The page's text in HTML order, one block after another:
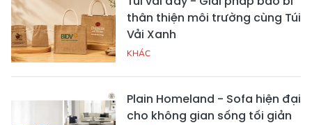
thân thiện môi trường cùng Túi
Vải Xanh
KHÁC
Plain Homeland - Sofa hiện đại
cho không gian sống tối giản